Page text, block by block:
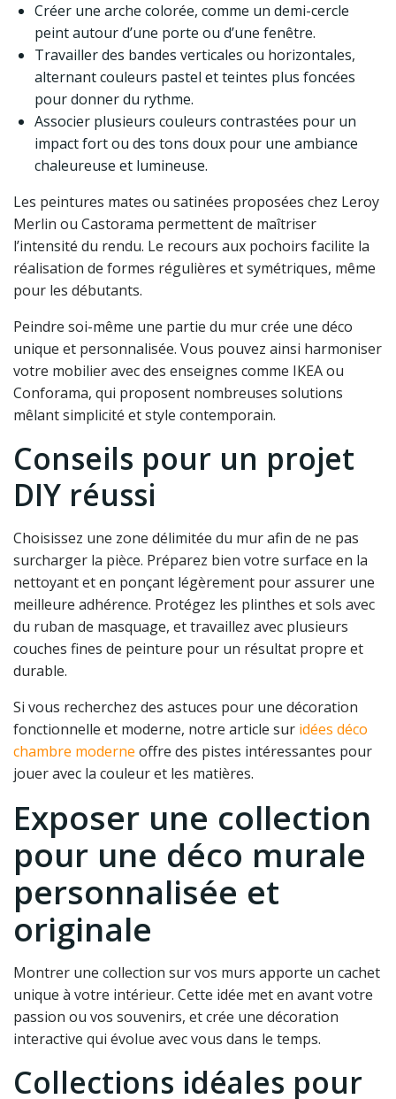
Créer une arche colorée, comme un demi-cercle
peint autour d’une porte ou d’une fenêtre.
Travailler des bandes verticales ou horizontales,
alternant couleurs pastel et teintes plus foncées
pour donner du rythme.
Associer plusieurs couleurs contrastées pour un
impact fort ou des tons doux pour une ambiance
chaleureuse et lumineuse.
Les peintures mates ou satinées proposées chez Leroy
Merlin ou Castorama permettent de maîtriser
l’intensité du rendu. Le recours aux pochoirs facilite la
réalisation de formes régulières et symétriques, même
pour les débutants.
Peindre soi-même une partie du mur crée une déco
unique et personnalisée. Vous pouvez ainsi harmoniser
votre mobilier avec des enseignes comme IKEA ou
Conforama, qui proposent nombreuses solutions
mêlant simplicité et style contemporain.
Conseils pour un projet
DIY réussi
Choisissez une zone délimitée du mur afin de ne pas
surcharger la pièce. Préparez bien votre surface en la
nettoyant et en ponçant légèrement pour assurer une
meilleure adhérence. Protégez les plinthes et sols avec
du ruban de masquage, et travaillez avec plusieurs
couches fines de peinture pour un résultat propre et
durable.
Si vous recherchez des astuces pour une décoration
fonctionnelle et moderne, notre article sur idées déco
chambre moderne offre des pistes intéressantes pour
jouer avec la couleur et les matières.
Exposer une collection
pour une déco murale
personnalisée et
originale
Montrer une collection sur vos murs apporte un cachet
unique à votre intérieur. Cette idée met en avant votre
passion ou vos souvenirs, et crée une décoration
interactive qui évolue avec vous dans le temps.
Collections idéales pour